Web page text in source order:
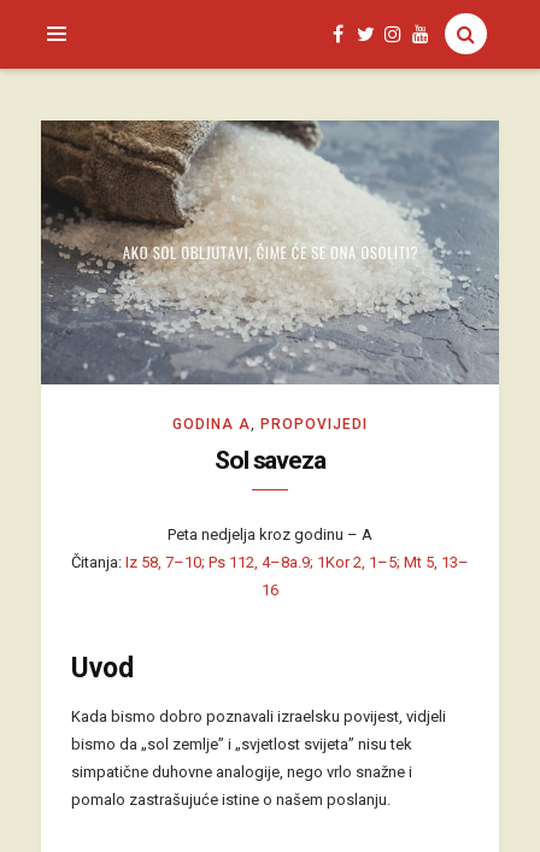
SAGUD.XYZ
GODINA A PROPOVIJEDI
Sol saveza
Peta nedjelja kroz godinu – A
Čitanja: Iz 58, 7–10; Ps 112, 4–8a.9; 1Kor 2, 1–5; Mt 5, 13–
16
Uvod
Kada bismo dobro poznavali izraelsku povijest, vidjeli
bismo da „sol zemlje” i „svjetlost svijeta” nisu tek
simpatične duhovne analogije, nego vrlo snažne i
pomalo zastrašujuće istine o našem poslanju.